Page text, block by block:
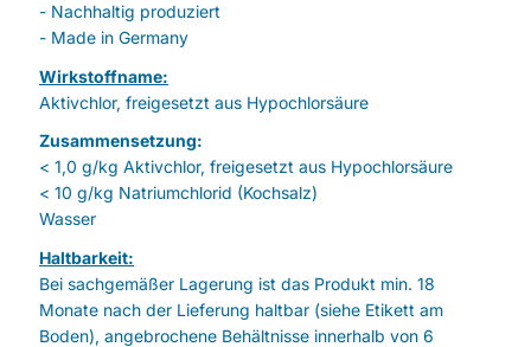
- Nachhaltig produziert
- Made in Germany
Wirkstoffname:
Aktivchlor, freigesetzt aus Hypochlorsäure
Zusammensetzung:
< 1,0 g/kg Aktivchlor, freigesetzt aus Hypochlorsäure
< 10 g/kg Natriumchlorid (Kochsalz)
Wasser
Haltbarkeit:
Bei sachgemäßer Lagerung ist das Produkt min. 18
Monate nach der Lieferung haltbar (siehe Etikett am
Boden), angebrochene Behältnisse innerhalb von 6